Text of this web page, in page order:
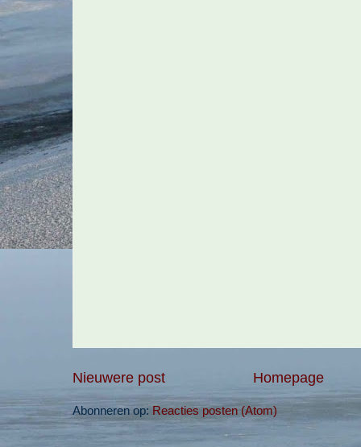
Nieuwere post Homepage
Abonneren op: Reacties posten (Atom)